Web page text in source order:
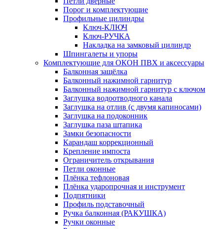
Порог и комплектующие
Профильные цилиндры
Ключ-КЛЮЧ
Ключ-РУЧКА
Накладка на замковый цилиндр
Шпингалеты и упоры
Комплектующие для ОКОН ПВХ и аксессуары
Балконная защёлка
Балконный нажимной гарнитур
Балконный нажимной гарнитур с ключом
Заглушка водоотводного канала
Заглушка на отлив (с двумя капиносами)
Заглушка на подоконник
Заглушка паза штапика
Замки безопасности
Карандаш коррекционный
Крепление импоста
Ограничитель открывания
Петли оконные
Плёнка тефлоновая
Плёнка ударопрочная и инструмент
Подпятники
Профиль подставочный
Ручка балконная (РАКУШКА)
Ручки оконные